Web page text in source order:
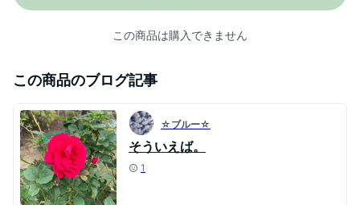
この商品は購入できません
この商品のブログ記事
☆ブルー☆
そういえば。
1